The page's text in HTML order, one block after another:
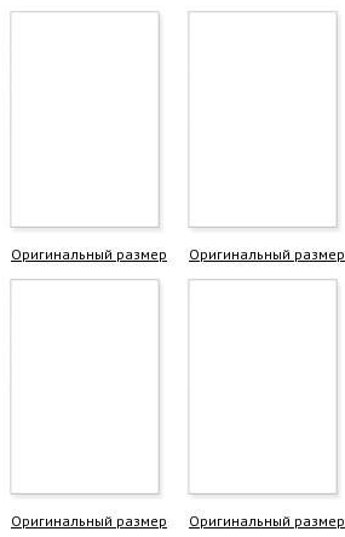
Оригинальный размер Оригинальный размер
Оригинальный размер Оригинальный размер